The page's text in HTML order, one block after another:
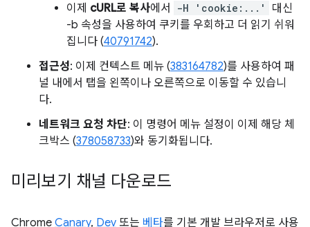
이제 cURL로 복사에서 -H 'cookie:...'
대신
-b 속성을 사용하여 쿠키를 우회하고 더 읽기 쉬워
집니다 (40791742).
접근성: 이제 컨텍스트 메뉴 (383164782)를 사용하여 패
널 내에서 탭을 왼쪽이나 오른쪽으로 이동할 수 있습니
다.
네트워크 요청 차단: 이 명령어 메뉴 설정이 이제 해당 체
크박스 (378058733)와 동기화됩니다.
미리보기 채널 다운로드
Chrome Canary, Dev 또는 베타를 기본 개발 브라우저로 사용